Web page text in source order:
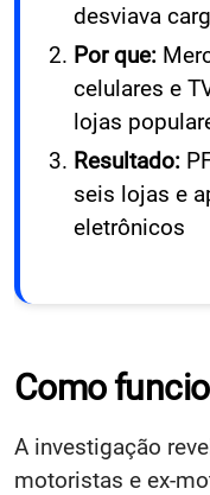
desviava
Por que:
celulares e
lojas
Resultado:
seis lojas e
eletrônicos
Como
A investigação
motoristas e ex-